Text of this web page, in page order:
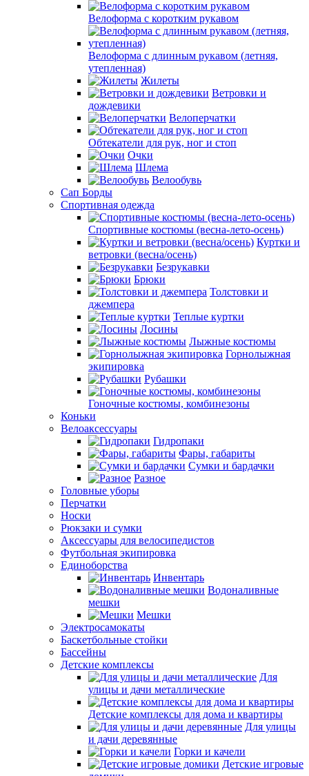
Велоформа с коротким рукавом
Велоформа с длинным рукавом (летняя,
утепленная)
Жилеты
Ветровки и
дождевики
Велоперчатки
Обтекатели для рук, ног и стоп
Очки
Шлема
Велообувь
Сап Борды
Спортивная одежда
Спортивные костюмы (весна-лето-осень)
Куртки и
ветровки (весна/осень)
Безрукавки
Брюки
Толстовки и
джемпера
Теплые куртки
Лосины
Лыжные костюмы
Горнолыжная
экипировка
Рубашки
Гоночные костюмы, комбинезоны
Коньки
Велоаксессуары
Гидропаки
Фары, габариты
Сумки и бардачки
Разное
Головные уборы
Перчатки
Носки
Рюкзаки и сумки
Аксессуары для велосипедистов
Футбольная экипировка
Единоборства
Инвентарь
Водоналивные
мешки
Мешки
Электросамокаты
Баскетбольные стойки
Бассейны
Детские комплексы
Для
улицы и дачи металлические
Детские комплексы для дома и квартиры
Для улицы
и дачи деревянные
Горки и качели
Детские игровые